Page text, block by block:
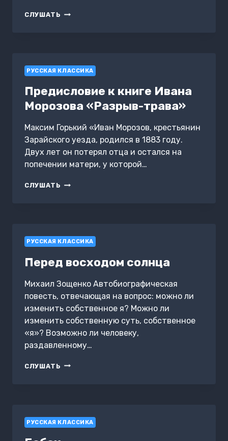
СЛУШАТЬ ЛЕСНОЕ
РУССКАЯ КЛАССИКА
Предисловие к книге Ивана
Морозова «Разрыв-трава»
Максим Горький «Иван Морозов, крестьянин
Зарайского уезда, родился в 1883 году.
Двух лет он потерял отца и остался на
попечении матери, у которой…
СЛУШАТЬ ПРЕДИСЛОВИЕ
ТРАВА»
РУССКАЯ КЛАССИКА
Перед восходом солнца
Михаил Зощенко Автобиографическая
повесть, отвечающая на вопрос: можно ли
изменить собственное я? Можно ли
изменить собственную суть, собственное
«я»? Возможно ли человеку,
раздавленному…
СЛУШАТЬ ПЕРЕД
РУССКАЯ КЛАССИКА